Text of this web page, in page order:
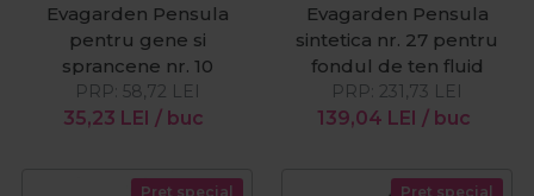
Evagarden Pensula
pentru gene si
sprancene nr. 10
35,23 LEI / buc
PRP: 58,72 LEI
Evagarden Pensula
sintetica nr. 27 pentru
fondul de ten fluid
139,04 LEI / buc
PRP: 231,73 LEI
Pret special Pret special